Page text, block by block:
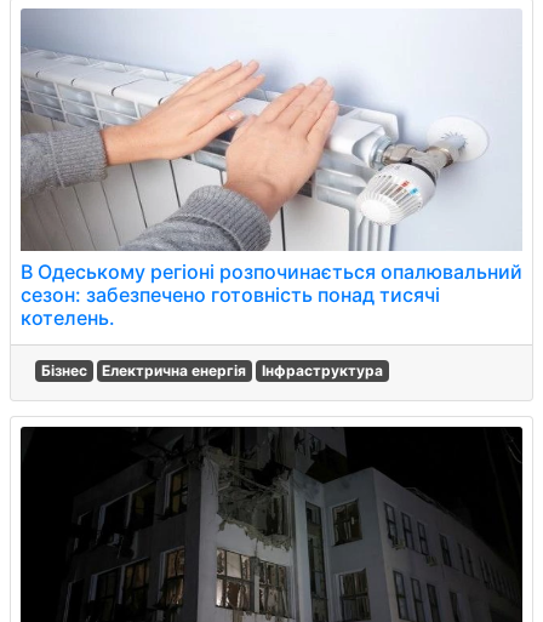
В Одеському регіоні розпочинається опалювальний
сезон: забезпечено готовність понад тисячі
котелень.
Бізнес Електрична енергія Інфраструктура